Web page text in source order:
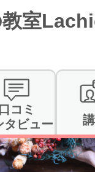
ールを
路線か
講座を
室
口コミ
タビュー